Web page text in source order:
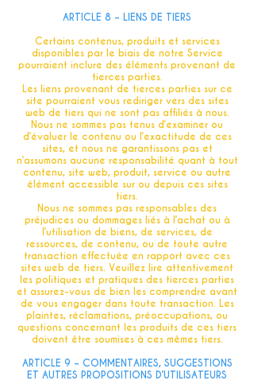
ARTICLE 8 – LIENS DE TIERS
Certains contenus, produits et services
disponibles par le biais de notre Service
pourraient inclure des éléments provenant de
tierces parties.
Les liens provenant de tierces parties sur ce
site pourraient vous rediriger vers des sites
web de tiers qui ne sont pas affiliés à nous.
Nous ne sommes pas tenus d’examiner ou
d’évaluer le contenu ou l’exactitude de ces
sites, et nous ne garantissons pas et
n’assumons aucune responsabilité quant à tout
contenu, site web, produit, service ou autre
élément accessible sur ou depuis ces sites
tiers.
Nous ne sommes pas responsables des
préjudices ou dommages liés à l’achat ou à
l’utilisation de biens, de services, de
ressources, de contenu, ou de toute autre
transaction effectuée en rapport avec ces
sites web de tiers. Veuillez lire attentivement
les politiques et pratiques des tierces parties
et assurez-vous de bien les comprendre avant
de vous engager dans toute transaction. Les
plaintes, réclamations, préoccupations, ou
questions concernant les produits de ces tiers
doivent être soumises à ces mêmes tiers.
ARTICLE 9 – COMMENTAIRES, SUGGESTIONS
ET AUTRES PROPOSITIONS D’UTILISATEURS